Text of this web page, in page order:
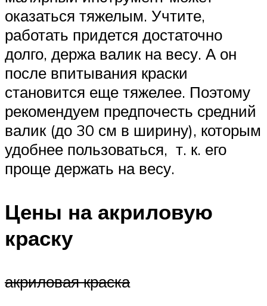
оказаться тяжелым. Учтите,
работать придется достаточно
долго, держа валик на весу. А он
после впитывания краски
становится еще тяжелее. Поэтому
рекомендуем предпочесть средний
валик (до 30 см в ширину), которым
удобнее пользоваться, т. к. его
проще держать на весу.
Цены на акриловую
краску
акриловая краска